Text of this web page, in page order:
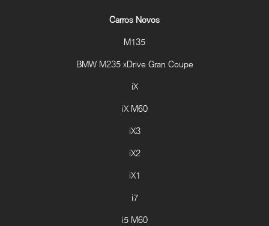
Carros Novos
M135
BMW M235 xDrive Gran Coupe
iX
iX M60
iX3
iX2
iX1
i7
i5 M60